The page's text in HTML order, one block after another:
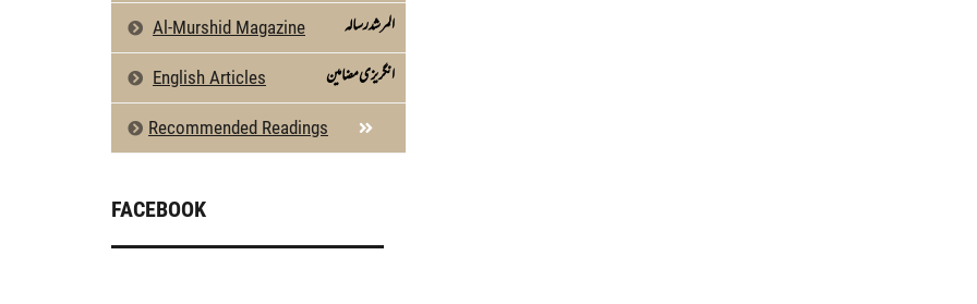
Al-Murshid Magazine المرشد رسالہ
English Articles انگریزی مضامین
Recommended Readings
FACEBOOK